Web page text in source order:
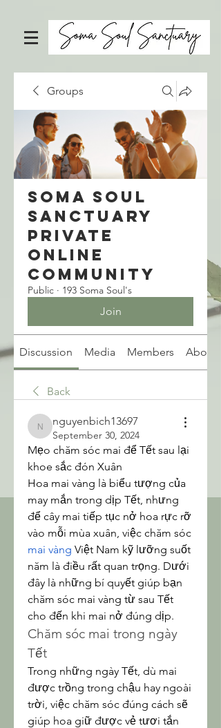
Groups
Soma Soul
Sanctuary
Private
Online
Community
Public · 193 Soma Soul's
Join
Discussion Media Members About
Back
nguyenbich13697
nguyenbich13697
September 30, 2024
Mẹo chăm sóc mai để Tết sau lại
khoe sắc đón Xuân
Hoa mai vàng là biểu tượng của
may mắn trong dịp Tết, nhưng
để cây mai tiếp tục nở hoa rực rỡ
mai vàng Việt Nam kỹ lưỡng suốt
năm là điều rất quan trọng. Dưới
đây là những bí quyết giúp bạn
chăm sóc mai vàng từ sau Tết
cho đến khi mai nở đúng dịp.
Chăm sóc mai trong ngày
Tết
Trong những ngày Tết, dù mai
được trồng trong chậu hay ngoài
trời, việc chăm sóc đúng cách sẽ
giúp hoa giữ được vẻ tươi tắn